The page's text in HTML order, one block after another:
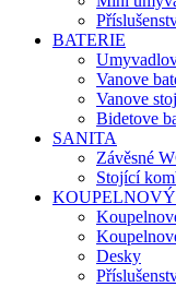
BATERIE
Vanove
Vanove
Bidetove
SANITA
Závěsné
Stojící
Desky